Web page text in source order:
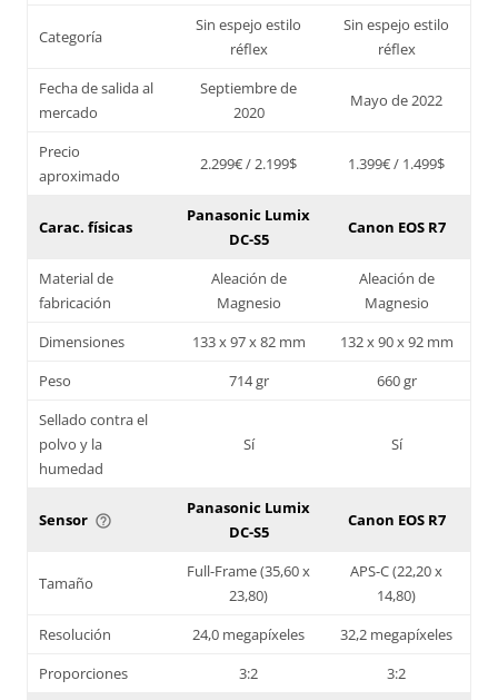
Categoría
Sin espejo estilo
réflex
Sin espejo estilo
réflex
Fecha de salida al
mercado
Septiembre de
2020
Mayo de 2022
Precio
aproximado
2.299€ / 2.199$ 1.399€ / 1.499$
Carac. físicas
Panasonic Lumix
DC-S5
Canon EOS R7
Material de
fabricación
Aleación de
Magnesio
Aleación de
Magnesio
Dimensiones
133 x 97 x 82 mm
132 x 90 x 92 mm
Peso
714 gr
660 gr
Sellado contra el
polvo y la
humedad
Sí Sí
Sensor help_outline
Panasonic Lumix
DC-S5
Canon EOS R7
Tamaño
Full-Frame (35,60 x
23,80)
APS-C (22,20 x
14,80)
Resolución
24,0 megapíxeles
32,2 megapíxeles
Proporciones
3:2 3:2